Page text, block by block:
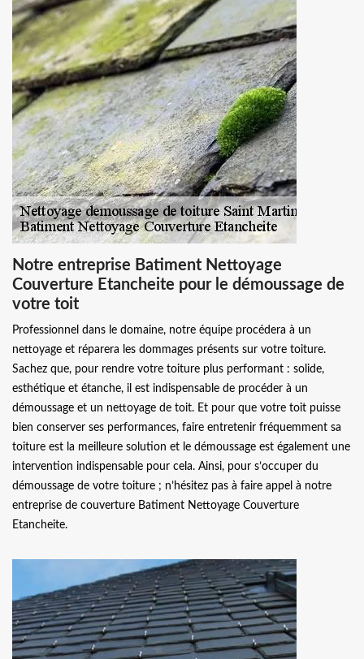
Notre entreprise Batiment Nettoyage
Couverture Etancheite pour le démoussage de
votre toit
Professionnel dans le domaine, notre équipe procédera à un
nettoyage et réparera les dommages présents sur votre toiture.
Sachez que, pour rendre votre toiture plus performant : solide,
esthétique et étanche, il est indispensable de procéder à un
démoussage et un nettoyage de toit. Et pour que votre toit puisse
bien conserver ses performances, faire entretenir fréquemment sa
toiture est la meilleure solution et le démoussage est également une
intervention indispensable pour cela. Ainsi, pour s’occuper du
démoussage de votre toiture ; n’hésitez pas à faire appel à notre
entreprise de couverture Batiment Nettoyage Couverture
Etancheite.